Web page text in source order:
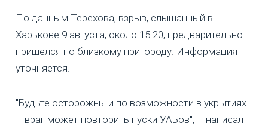
По данным Терехова, взрыв, слышанный в
Харькове 9 августа, около 15:20, предварительно
пришелся по близкому пригороду. Информация
уточняется.
"Будьте осторожны и по возможности в укрытиях
– враг может повторить пуски УАБов", – написал